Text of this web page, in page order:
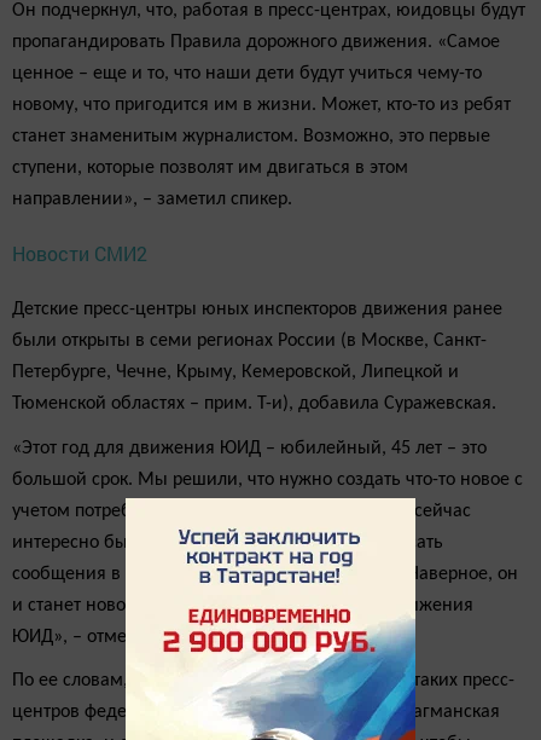
Он подчеркнул, что, работая в пресс-центрах, юидовцы будут
пропагандировать Правила дорожного движения. «Самое
ценное – еще и то, что наши дети будут учиться чему-то
новому, что пригодится им в жизни. Может, кто-то из ребят
станет знаменитым журналистом. Возможно, это первые
ступени, которые позволят им двигаться в этом
направлении», – заметил спикер.
Новости СМИ2
Детские пресс-центры юных инспекторов движения ранее
были открыты в семи регионах России (в Москве, Санкт-
Петербурге, Чечне, Крыму, Кемеровской, Липецкой и
Тюменской областях – прим. Т-и), добавила Суражевская.
«Этот год для движения ЮИД – юбилейный, 45 лет – это
большой срок. Мы решили, что нужно создать что-то новое с
учетом потребностей современных детей. А им сейчас
интересно быть блогерами, быть на экране, писать
сообщения в соцсетях. Вот так родился проект. Наверное, он
и станет новой страницей в юбилейный год движения
ЮИД», – отметила она.
По ее словам, пока это «первая волна открытия таких пресс-
центров федерального уровня». «Будет одна флагманская